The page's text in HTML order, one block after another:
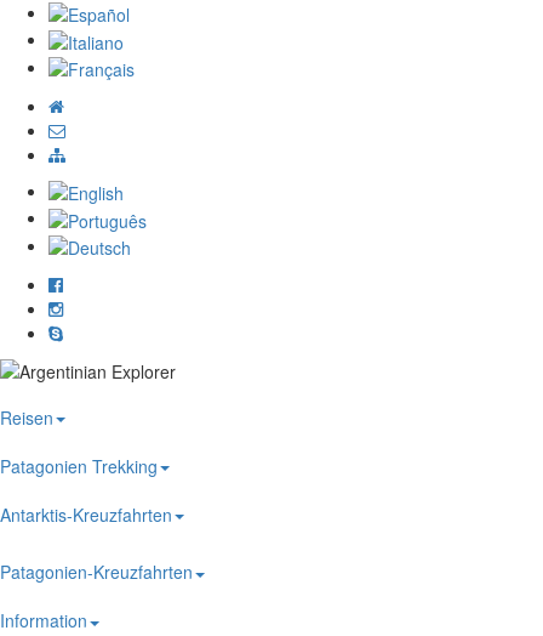
Reisen
Patagonien Trekking
Antarktis-Kreuzfahrten
Patagonien-Kreuzfahrten
Information